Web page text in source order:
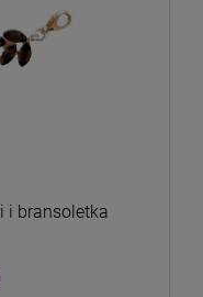
i bransoletka